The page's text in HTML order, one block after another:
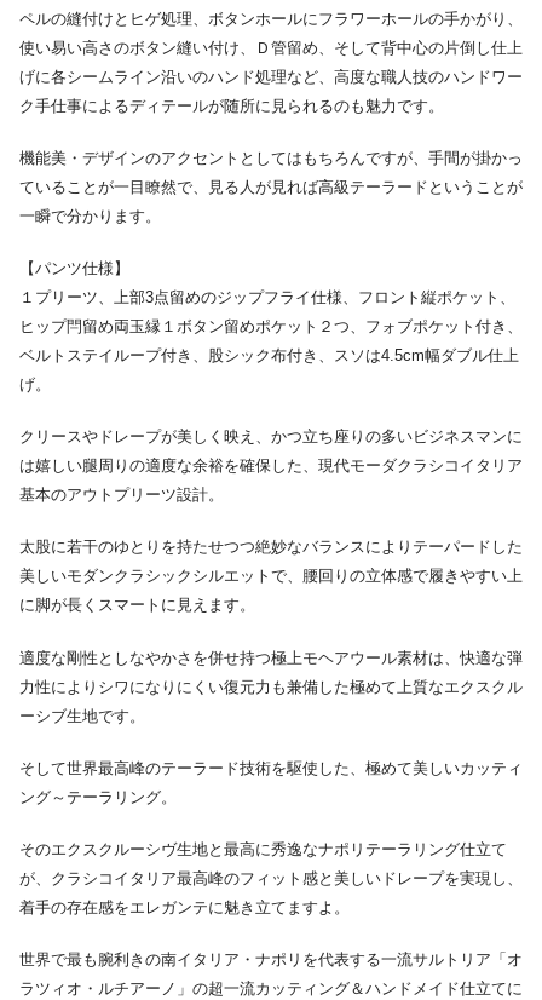
ペルの縫付けとヒゲ処理、ボタンホールにフラワーホールの手かがり、
使い易い高さのボタン縫い付け、Ｄ管留め、そして背中心の片倒し仕上
げに各シームライン沿いのハンド処理など、高度な職人技のハンドワー
ク手仕事によるディテールが随所に見られるのも魅力です。
機能美・デザインのアクセントとしてはもちろんですが、手間が掛かっ
ていることが一目瞭然で、見る人が見れば高級テーラードということが
一瞬で分かります。
【パンツ仕様】
１プリーツ、上部3点留めのジップフライ仕様、フロント縦ポケット、
ヒップ閂留め両玉縁１ボタン留めポケット２つ、フォブポケット付き、
ベルトステイループ付き、股シック布付き、スソは4.5cm幅ダブル仕上
げ。
クリースやドレープが美しく映え、かつ立ち座りの多いビジネスマンに
は嬉しい腿周りの適度な余裕を確保した、現代モーダクラシコイタリア
基本のアウトプリーツ設計。
太股に若干のゆとりを持たせつつ絶妙なバランスによりテーパードした
美しいモダンクラシックシルエットで、腰回りの立体感で履きやすい上
に脚が長くスマートに見えます。
適度な剛性としなやかさを併せ持つ極上モヘアウール素材は、快適な弾
力性によりシワになりにくい復元力も兼備した極めて上質なエクスクル
ーシブ生地です。
そして世界最高峰のテーラード技術を駆使した、極めて美しいカッティ
ング～テーラリング。
そのエクスクルーシヴ生地と最高に秀逸なナポリテーラリング仕立て
が、クラシコイタリア最高峰のフィット感と美しいドレープを実現し、
着手の存在感をエレガンテに魅き立てますよ。
世界で最も腕利きの南イタリア・ナポリを代表する一流サルトリア「オ
ラツィオ・ルチアーノ」の超一流カッティング＆ハンドメイド仕立てに